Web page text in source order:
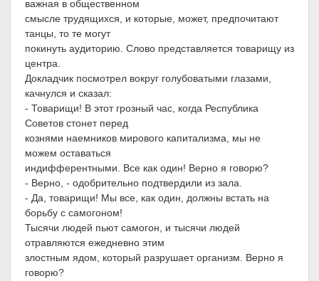
важная в общественном
смысле трудящихся, и которые, может, предпочитают
танцы, то те могут
покинуть аудиторию. Слово представляется товарищу из
центра.
Докладчик посмотрел вокруг голубоватыми глазами,
качнулся и сказал:
- Товарищи! В этот грозный час, когда Республика
Советов стонет перед
кознями наемников мирового капитализма, мы не
можем оставаться
индифферентными. Все как один! Верно я говорю?
- Верно, - одобрительно подтвердили из зала.
- Да, товарищи! Мы все, как один, должны встать на
борьбу с самогоном!
Тысячи людей пьют самогон, и тысячи людей
отравляются ежедневно этим
злостным ядом, который разрушает организм. Верно я
говорю?